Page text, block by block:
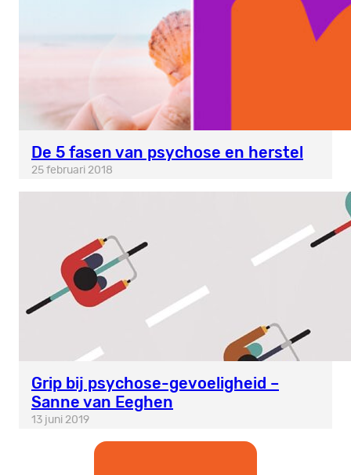
De 5 fasen van psychose en herstel
25 februari 2018
Grip bij psychose-gevoeligheid –
Sanne van Eeghen
13 juni 2019